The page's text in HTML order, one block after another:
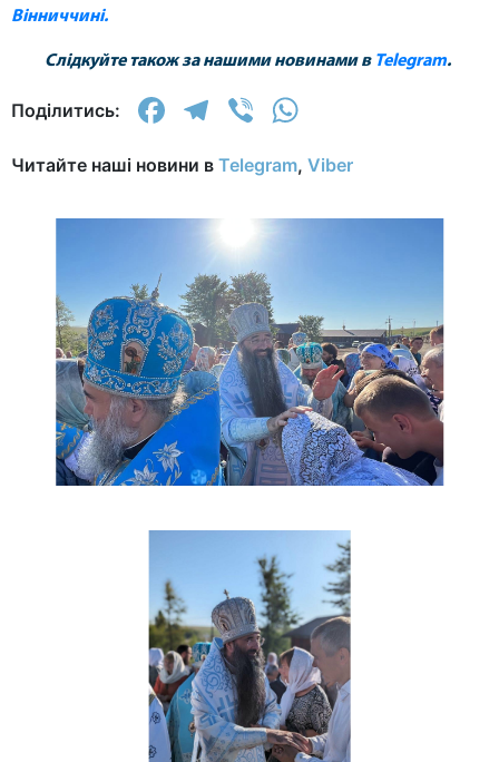
Вінниччині.
Слідкуйте також за нашими новинами в Telegram.
Поділитись: Facebook
Telegram
Viber
Читайте наші новини в Telegram, Viber